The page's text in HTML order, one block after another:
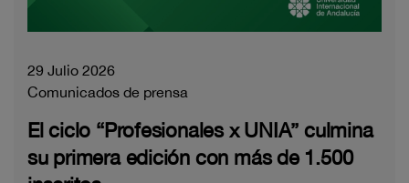
29 Julio 2026
Comunicados de prensa
El ciclo “Profesionales x UNIA” culmina
su primera edición con más de 1.500